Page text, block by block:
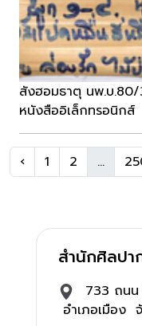
สังฮอมธาตุ นพ.บ
หนังสืออิเล็กทรอนิกส์
‹ 1 2 ...
สำนักศิลปา
733 ถน
อำเภอเมือง